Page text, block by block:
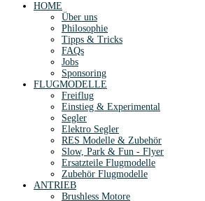
HOME
Über uns
Philosophie
Tipps & Tricks
FAQs
Jobs
Sponsoring
FLUGMODELLE
Freiflug
Einstieg & Experimental
Segler
Elektro Segler
RES Modelle & Zubehör
Slow, Park & Fun - Flyer
Ersatzteile Flugmodelle
Zubehör Flugmodelle
ANTRIEB
Brushless Motore